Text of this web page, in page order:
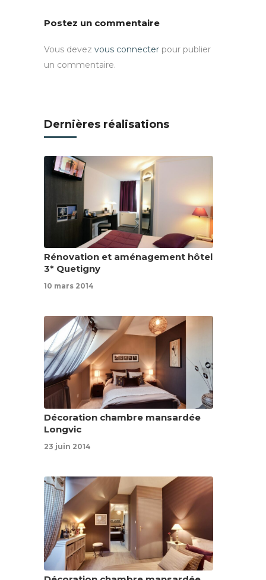
Postez un commentaire
Vous devez vous connecter pour publier
un commentaire.
Dernières réalisations
Rénovation et aménagement hôtel
3* Quetigny
10 mars 2014
Décoration chambre mansardée
Longvic
23 juin 2014